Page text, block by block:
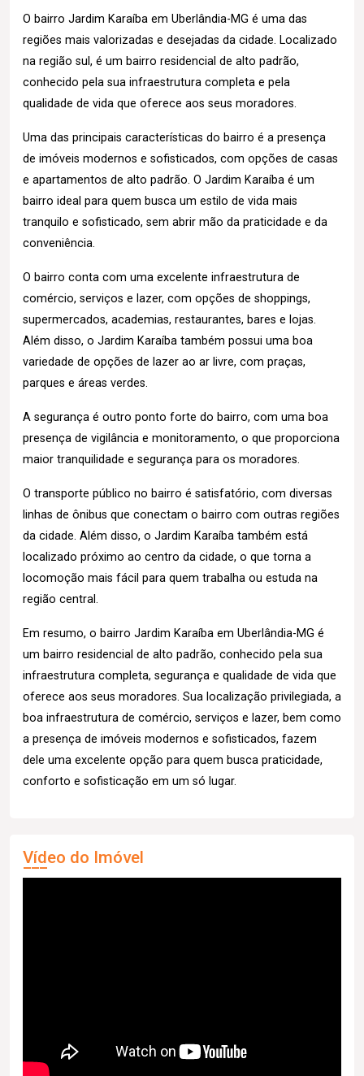
O bairro Jardim Karaíba em Uberlândia-MG é uma das
regiões mais valorizadas e desejadas da cidade. Localizado
na região sul, é um bairro residencial de alto padrão,
conhecido pela sua infraestrutura completa e pela
qualidade de vida que oferece aos seus moradores.
Uma das principais características do bairro é a presença
de imóveis modernos e sofisticados, com opções de casas
e apartamentos de alto padrão. O Jardim Karaíba é um
bairro ideal para quem busca um estilo de vida mais
tranquilo e sofisticado, sem abrir mão da praticidade e da
conveniência.
O bairro conta com uma excelente infraestrutura de
comércio, serviços e lazer, com opções de shoppings,
supermercados, academias, restaurantes, bares e lojas.
Além disso, o Jardim Karaíba também possui uma boa
variedade de opções de lazer ao ar livre, com praças,
parques e áreas verdes.
A segurança é outro ponto forte do bairro, com uma boa
presença de vigilância e monitoramento, o que proporciona
maior tranquilidade e segurança para os moradores.
O transporte público no bairro é satisfatório, com diversas
linhas de ônibus que conectam o bairro com outras regiões
da cidade. Além disso, o Jardim Karaíba também está
localizado próximo ao centro da cidade, o que torna a
locomoção mais fácil para quem trabalha ou estuda na
região central.
Em resumo, o bairro Jardim Karaíba em Uberlândia-MG é
um bairro residencial de alto padrão, conhecido pela sua
infraestrutura completa, segurança e qualidade de vida que
oferece aos seus moradores. Sua localização privilegiada, a
boa infraestrutura de comércio, serviços e lazer, bem como
a presença de imóveis modernos e sofisticados, fazem
dele uma excelente opção para quem busca praticidade,
conforto e sofisticação em um só lugar.
Vídeo do Imóvel